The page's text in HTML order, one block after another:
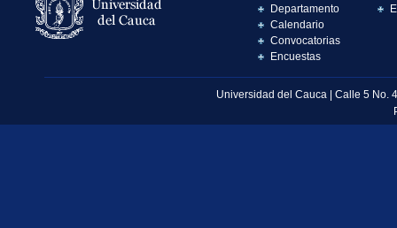
Departamento
Calendario
Convocatorias
Encuestas
Universidad del Cauca | Calle 5 No.